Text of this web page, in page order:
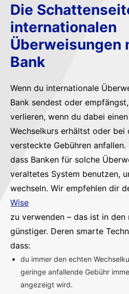
Die
internationalen
Überweisungen
Bank
Wenn du internationale
Bank sendest oder
verlieren, wenn du dabei
Wechselkurs erhältst oder bei
versteckte Gebühren
dass Banken für solche
veraltetes System benutzen,
wechseln. Wir empfehlen dir
Wise
zu verwenden – das ist in den
günstiger. Deren smarte
dass:
du immer den echten
geringe anfallende Gebühr
angezeigt wird.